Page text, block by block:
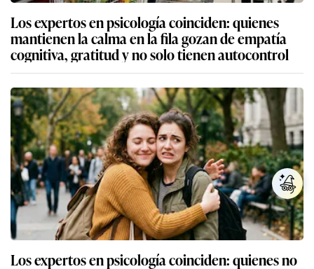
Los expertos en psicología coinciden: quienes
mantienen la calma en la fila gozan de empatía
cognitiva, gratitud y no solo tienen autocontrol
Los expertos en psicología coinciden: quienes no